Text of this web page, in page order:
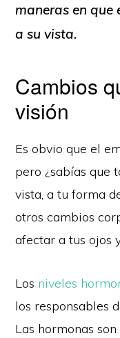
maneras en
a su vista.
Cambios
visión
Es obvio que el
pero ¿sabías que
vista, a tu forma
otros cambios
afectar a tus ojos
Los niveles
los responsables
Las hormonas